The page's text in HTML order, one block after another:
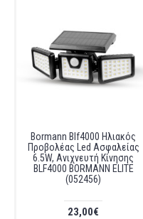
Bormann Blf4000 Ηλιακός
Προβολέας Led Ασφαλείας
6.5W, Ανιχνευτή Κίνησης
BLF4000 BORMANN ELITE
(052456)
23,00€